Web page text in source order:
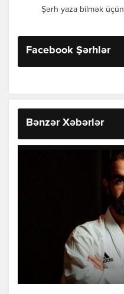
Şərh yaza bilmək üçün
Facebook Şərhlər
Bənzər Xəbərlər